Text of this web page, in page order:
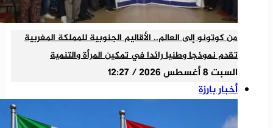
من كوتونو إلى العالم.. الأقاليم الجنوبية للمملكة المغربية
تقدم نموذجا وطنيا رائدا في تمكين المرأة والتنمية
السبت 8 أغسطس 2026 / 12:27
أخبار بارزة